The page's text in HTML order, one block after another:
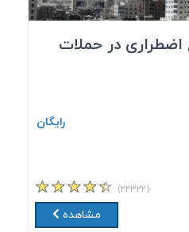
اضطراری در حملات
رایگان
(۲۲۳۲۲)
مشاهده